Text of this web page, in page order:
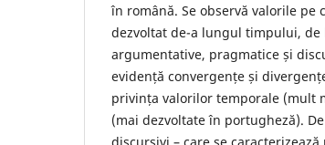
în română. Se observă valorile
dezvoltat de-a lungul timpului, de
argumentative, pragmatice și
evidență convergențe și
privința valorilor temporale (mult
(mai dezvoltate în portugheză).